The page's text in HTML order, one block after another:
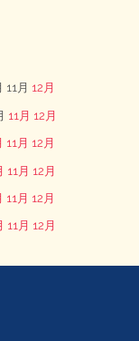
11月 12月
11月 12月
11月 12月
11月 12月
11月 12月
11月 12月